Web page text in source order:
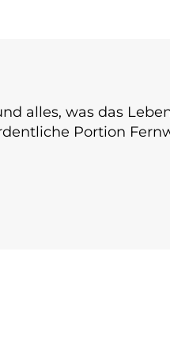
alles, was das
Portion